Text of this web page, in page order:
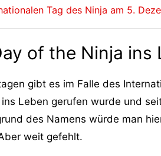
Tag des Ninja am 5.
of the Ninja ins
gibt es im Falle des
Leben gerufen wurde und
des Namens würde man
weit gefehlt.